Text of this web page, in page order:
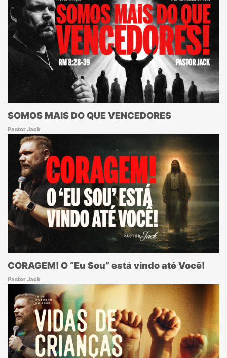
SOMOS MAIS DO QUE VENCEDORES
Pastor Jack
CORAGEM! O “Eu Sou” está vindo até Você!
Pastor Jack